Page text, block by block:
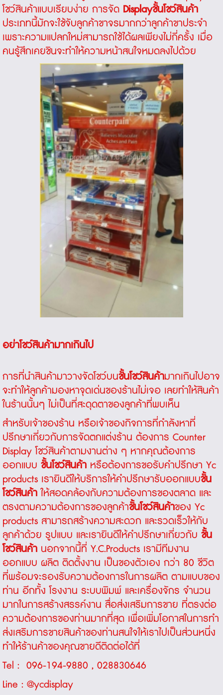
โชว์สินค้าแบบเรียบง่าย การจัด Displayชั้นโชว์สินค้า
ประเภทนี้มักจะใช้จับลูกค้าขาจรมากกว่าลูกค้าขาประจำ
เพราะความแปลกใหม่สามารถใช้ได้ผลเพียงไม่กี่ครั้ง เมื่อ
คนรู้สึกเคยชินจะทำให้ความหน้าสนใจหมดลงไปด้วย
อย่าโชว์สินค้ามากเกินไป
การที่นำสินค้ามาวางจัดโชว์บนชั้นโชว์สินค้ามากเกินไปอาจ
จะทำให้ลูกค้ามองหาจุดเด่นของร้านไม่เจอ เลยทำให้สินค้า
ในร้านนั้นๆ ไม่เป็นที่สะดุดตาของลูกค้าที่พบเห็น
สำหรับเจ้าของร้าน หรือเจ้าของกิจการที่กำลังหาที่
ปรึกษาเกี่ยวกับการจัดตกแต่งร้าน ต้องการ Counter
Display โชว์สินค้าตามงานต่าง ๆ หากคุณต้องการ
ออกแบบ ชั้นโชว์สินค้าหรือต้องการขอรับคำปรึกษา Yc
products เรายินดีให้บริการให้คำปรึกษารับออกแบบชั้น
โชว์สินค้า ให้สอดคล้องกับความต้องการของตลาด และ
ตรงตามความต้องการของลูกค้าชั้นโชว์สินค้าของ Yc
products สามารถสร้างความสะดวก และรวดเร็วให้กับ
ลูกค้าด้วย รูปแบบ และเรายินดีให้คำปรึกษาเกี่ยวกับ ชั้น
โชว์สินค้านอกจากนี้ที่ Y.C.Products เรามีทีมงาน
ออกแบบ ผลิต ติดตั้งงาน เป็นของตัวเอง กว่า 80 ชีวิต
ที่พร้อมจะรองรับความต้องการในการผลิต ตามแบบของ
ท่าน อีกทั้ง โรงงาน ระบบพิมพ์ และเครื่องจักร จำนวน
มากในการสร้างสรรค์งาน สื่อส่งเสริมการขาย ที่ตรงต่อ
ความต้องการของท่านมากที่สุด เพื่อเพิ่มโอกาสในการทำ
ส่งเสริมการขายสินค้าของท่านสนใจให้เราไปเป็นส่วนหนึ่ง
ทำให้ร้านค้าของคุณขายดีติดต่อได้ที่
Tel : 096-194-9880, 028830646
Line : @ycdisplay